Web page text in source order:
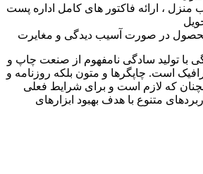
منزل ، ارائه فاکتور های کامل اداره پست
در صورت آسیب دیدگی و مغایرت
با تولید سادگی نامفهوم از صنعت چاپ و
است. چاپگرها و متون بلکه روزنامه و
که لازم است و برای شرایط فعلی
متنوع با هدف بهبود ابزارهای